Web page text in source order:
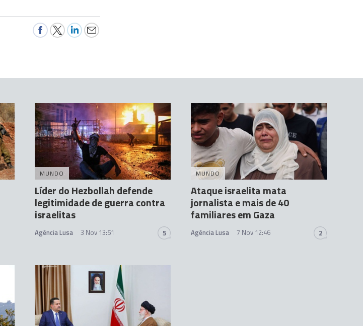
MUNDO
Líder do Hezbollah defende
legitimidade de guerra contra
israelitas
Agência Lusa 3 Nov 13:51 5
MUNDO
Ataque israelita mata
jornalista e mais de 40
familiares em Gaza
Agência Lusa 7 Nov 12:46 2